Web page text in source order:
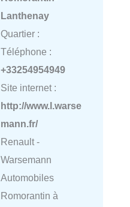
Lanthenay
Quartier :
Téléphone :
+33254954949
Site internet :
http://www.l.warse
mann.fr/
Renault -
Warsemann
Automobiles
Romorantin à